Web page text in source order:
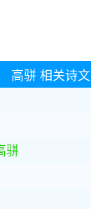
高骈相关诗文
骈